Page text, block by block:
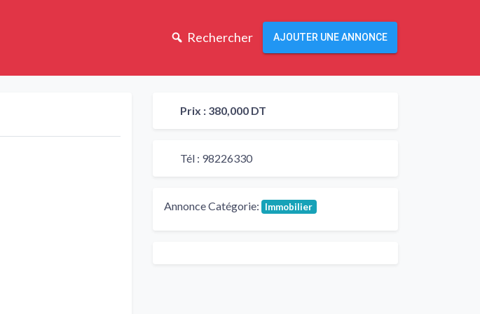
Rechercher AJOUTER UNE ANNONCE
Prix : 380,000 DT
Tél : 98226330
Annonce Catégorie: Immobilier